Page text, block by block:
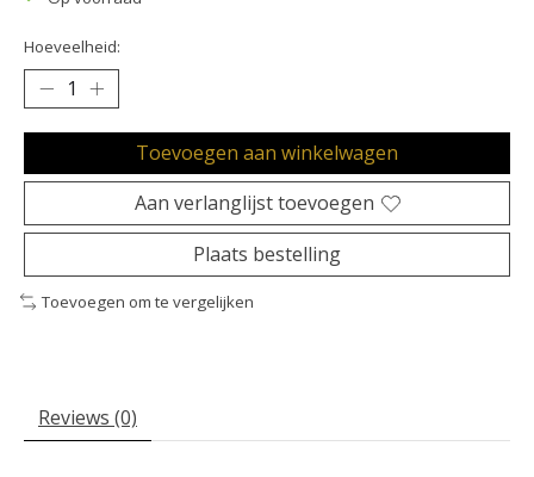
Hoeveelheid:
Toevoegen aan winkelwagen
Aan verlanglijst toevoegen
Plaats bestelling
Toevoegen om te vergelijken
Reviews (0)